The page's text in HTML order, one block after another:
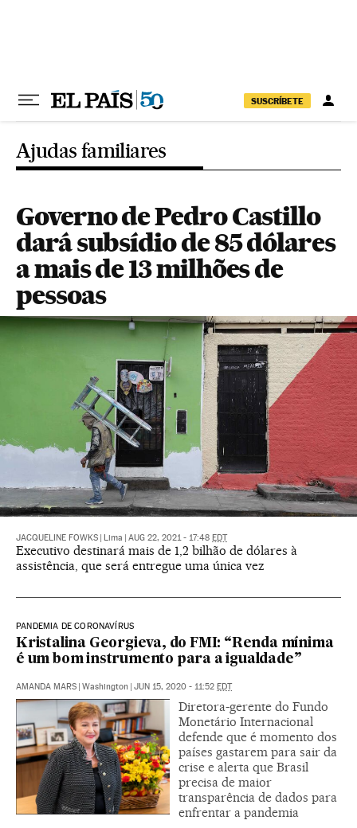
SUSCRÍBETE
Ajudas familiares
Governo de Pedro Castillo
dará subsídio de 85 dólares
a mais de 13 milhões de
pessoas
JACQUELINE FOWKS Lima AUG 22, 2021 - 17:48 EDT
Executivo destinará mais de 1,2 bilhão de dólares à
assistência, que será entregue uma única vez
PANDEMIA DE CORONAVÍRUS
Kristalina Georgieva, do FMI: “Renda mínima
é um bom instrumento para a igualdade”
AMANDA MARS Washington JUN 15, 2020 - 11:52 EDT
Diretora-gerente do Fundo
Monetário Internacional
defende que é momento dos
países gastarem para sair da
crise e alerta que Brasil
precisa de maior
transparência de dados para
enfrentar a pandemia